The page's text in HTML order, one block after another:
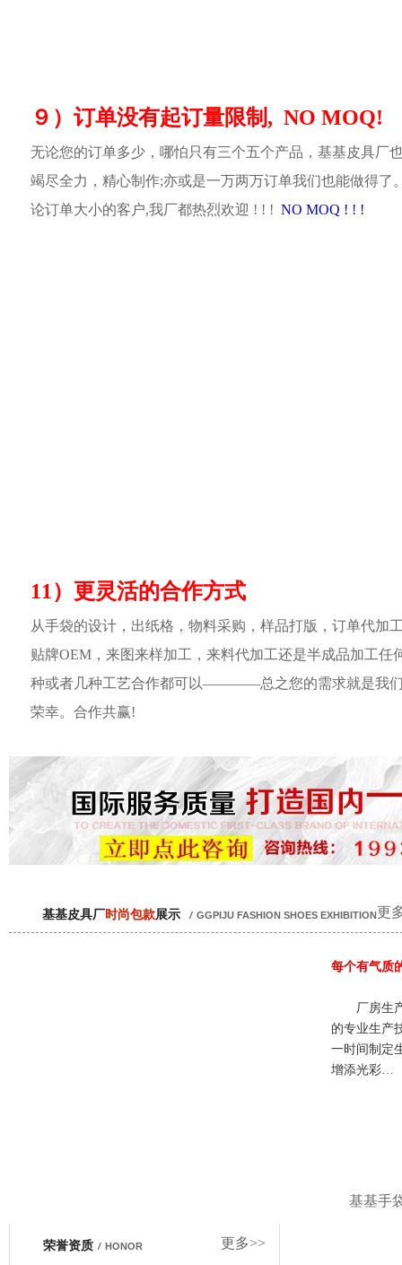
９）订单没有起订量限制, NO MOQ!
无论您的订单多少，哪怕只有三个五个产品，基基皮具厂
竭尽全力，精心制作;亦或是一万两万订单我们也能做得了
论订单大小的客户,我厂都热烈欢迎 ! ! ! NO MOQ ! ! !
11）更灵活的合作方式
从手袋的设计，出纸格，物料采购，样品打版，订单代加
贴牌OEM，来图来样加工，来料代加工还是半成品加工任
种或者几种工艺合作都可以————总之您的需求就是我
荣幸。合作共赢!
更
基基皮具厂时尚包款展示 / GGPIJU FASHION SHOES EXHIBITION
每个有气质
厂房生
的专业生产
一时间制定
增添光彩…
基基手
更多>>
荣誉资质 / HONOR